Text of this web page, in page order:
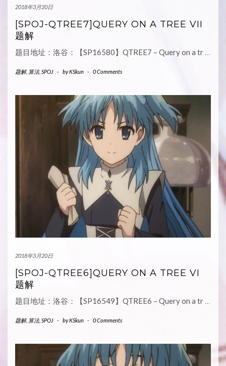
2018年3月20日
[SPOJ-QTREE7]QUERY ON A TREE VII
题解
题目地址：洛谷：【SP16580】QTREE7 – Query on a tr …
题解, 算法, SPOJ - byKSkun - 0 Comments
2018年3月20日
[SPOJ-QTREE6]QUERY ON A TREE VI
题解
题目地址：洛谷：【SP16549】QTREE6 – Query on a tr …
题解, 算法, SPOJ - byKSkun - 0 Comments